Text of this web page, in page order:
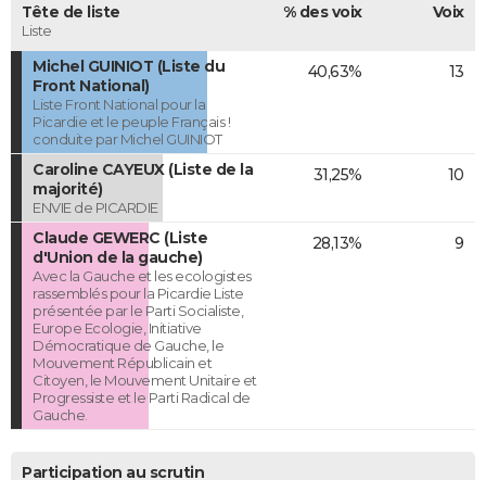
Tête de liste
Liste
% des voix Voix
Michel GUINIOT (Liste du
Front National)
Liste Front National pour la
Picardie et le peuple Français !
conduite par Michel GUINIOT
40,63% 13
Caroline CAYEUX (Liste de la
majorité)
ENVIE de PICARDIE
31,25% 10
Claude GEWERC (Liste
d'Union de la gauche)
Avec la Gauche et les ecologistes
rassemblés pour la Picardie Liste
présentée par le Parti Socialiste,
Europe Ecologie, Initiative
Démocratique de Gauche, le
Mouvement Républicain et
Citoyen, le Mouvement Unitaire et
Progressiste et le Parti Radical de
Gauche.
28,13% 9
Participation au scrutin